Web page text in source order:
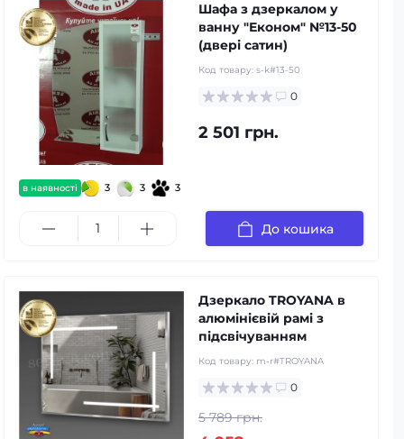
в наявності 3 3 3
Шафа з дзеркалом у
ванну "Економ" №13-50
(двері сатин)
Код товару: s-k#13-50
0
2 501 грн.
До кошика
Дзеркало TROYANA в
алюмінієвій рамі з
підсвічуванням
Код товару: m-r#TROYANA
0
5 789 грн.